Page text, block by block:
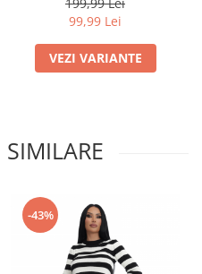
99,99 Lei
VEZI VARIANTE
SIMILARE
-43%